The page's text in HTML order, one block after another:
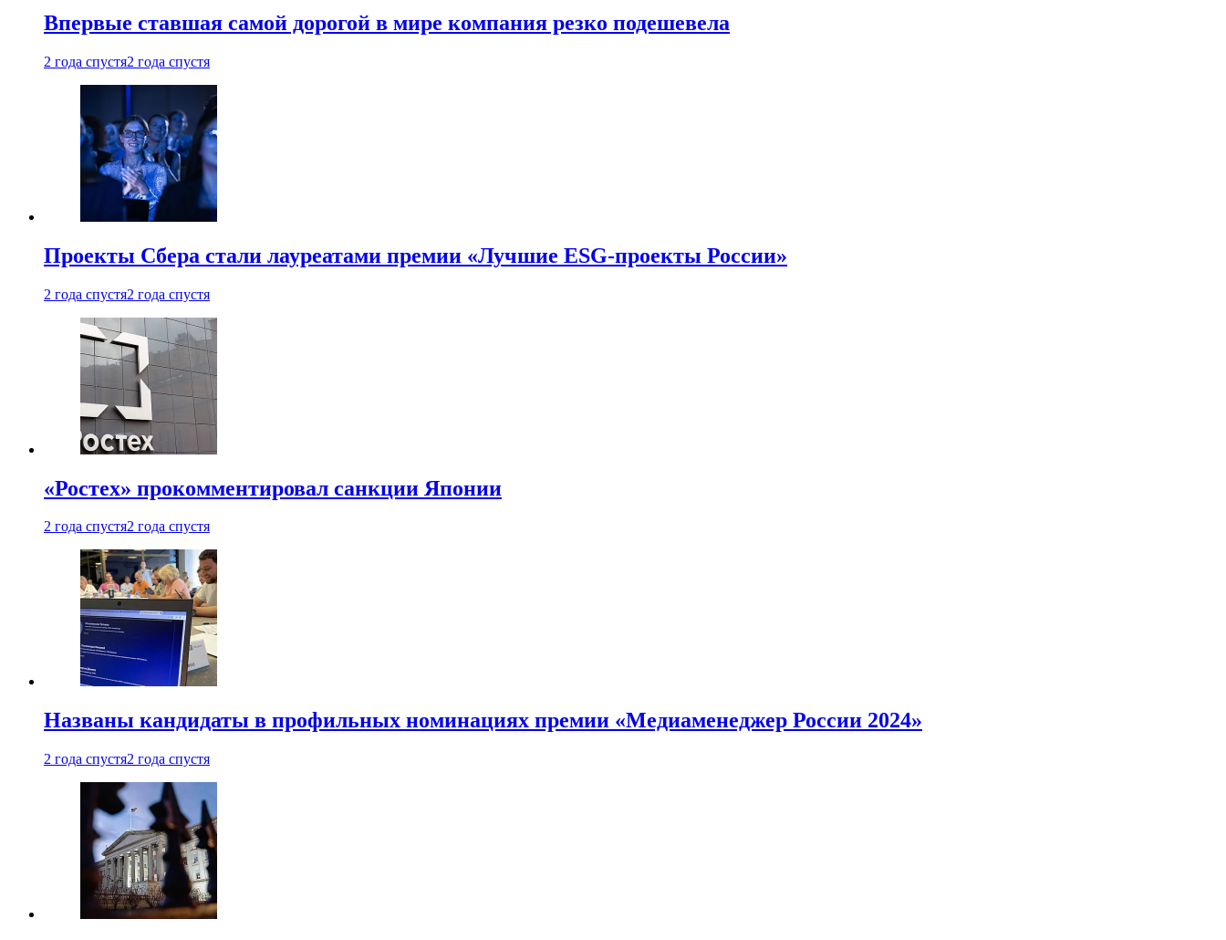
Впервые ставшая самой дорогой в мире компания резко подешевела
2 года спустя2 года спустя
Проекты Сбера стали лауреатами премии «Лучшие ESG-проекты России»
2 года спустя2 года спустя
«Ростех» прокомментировал санкции Японии
2 года спустя2 года спустя
Названы кандидаты в профильных номинациях премии «Медиаменеджер России 2024»
2 года спустя2 года спустя